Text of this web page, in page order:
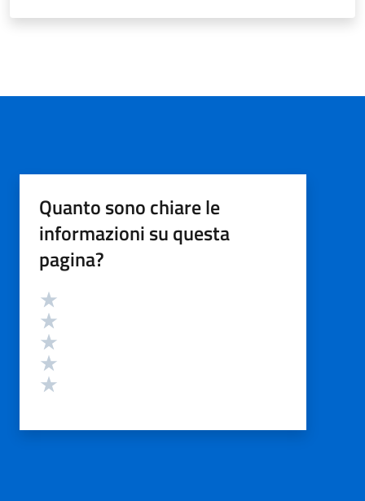
Quanto sono chiare le
informazioni su questa
pagina?
Valutazione